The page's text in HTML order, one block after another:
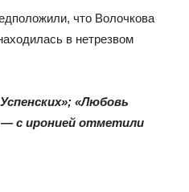
что Волочкова
в нетрезвом
«Любовь
с иронией отметили